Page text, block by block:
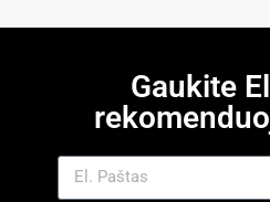
Gaukite